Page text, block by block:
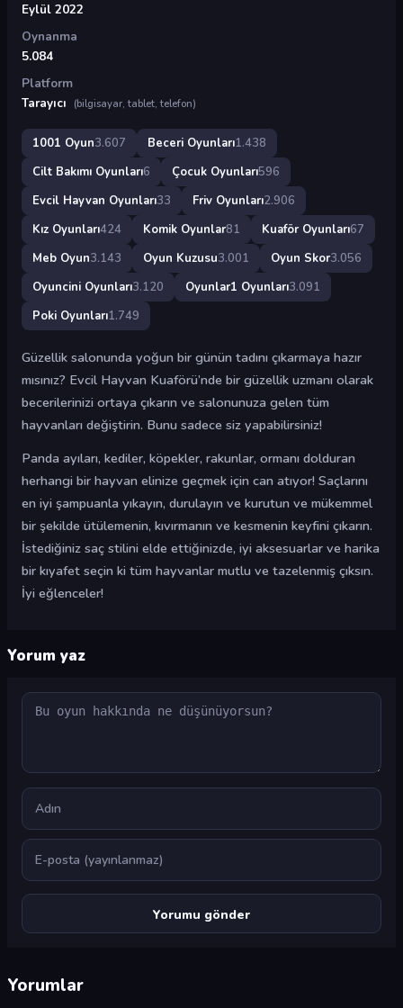
Eylül 2022
Oynanma
5.084
Platform
Tarayıcı
(bilgisayar, tablet, telefon)
1001 Oyun3.607 Beceri Oyunları1.438
Cilt Bakımı Oyunları6 Çocuk Oyunları596
Evcil Hayvan Oyunları33 Friv Oyunları2.906
Kız Oyunları424 Komik Oyunlar81 Kuaför Oyunları67
Meb Oyun3.143 Oyun Kuzusu3.001 Oyun Skor3.056
Oyuncini Oyunları3.120 Oyunlar1 Oyunları3.091
Poki Oyunları1.749
Güzellik salonunda yoğun bir günün tadını çıkarmaya hazır
mısınız? Evcil Hayvan Kuaförü’nde bir güzellik uzmanı olarak
becerilerinizi ortaya çıkarın ve salonunuza gelen tüm
hayvanları değiştirin. Bunu sadece siz yapabilirsiniz!
Panda ayıları, kediler, köpekler, rakunlar, ormanı dolduran
herhangi bir hayvan elinize geçmek için can atıyor! Saçlarını
en iyi şampuanla yıkayın, durulayın ve kurutun ve mükemmel
bir şekilde ütülemenin, kıvırmanın ve kesmenin keyfini çıkarın.
İstediğiniz saç stilini elde ettiğinizde, iyi aksesuarlar ve harika
bir kıyafet seçin ki tüm hayvanlar mutlu ve tazelenmiş çıksın.
İyi eğlenceler!
Yorum yaz
Yorum
Ad
E-posta
Yorumlar